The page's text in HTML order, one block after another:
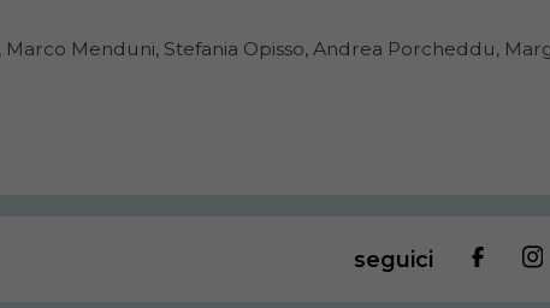
Marco Menduni, Stefania Opisso, Andrea Porcheddu,
seguici